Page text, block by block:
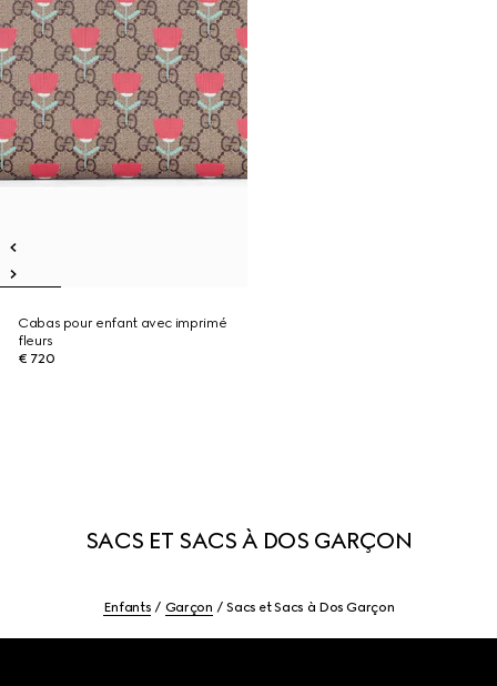
Cabas pour enfant avec imprimé
fleurs
€ 720
SACS ET SACS À DOS GARÇON
Enfants Garçon Sacs et Sacs à Dos Garçon